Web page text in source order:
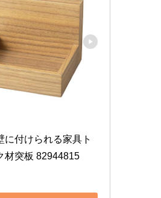
に付けられる家具ト
材突板 82944815